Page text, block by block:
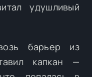
удушливый
барьер из
капкан —